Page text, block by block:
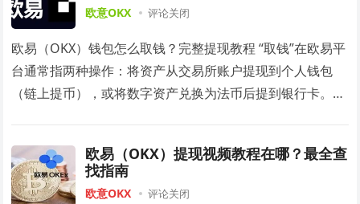
欧意OKX 评论关闭
欧易（OKX）钱包怎么取钱？完整提现教程 “取钱”在欧易平
台通常指两种操作：将资产从交易所账户提现到个人钱包
（链上提币），或将数字资产兑换为法币后提到银行卡。本
欧易（OKX）提现视频教程在哪？最全查
找指南
欧意OKX 评论关闭